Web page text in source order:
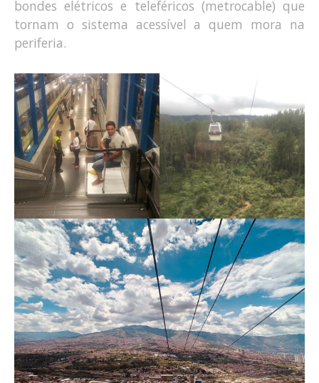
bondes elétricos e teleféricos (metrocable) que
tornam o sistema acessível a quem mora na
periferia.